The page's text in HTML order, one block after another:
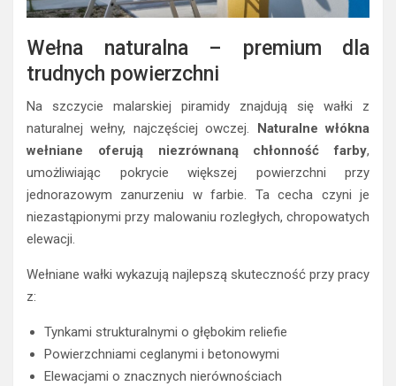
Wełna naturalna – premium dla
trudnych powierzchni
Na szczycie malarskiej piramidy znajdują się wałki z
naturalnej wełny, najczęściej owczej. Naturalne włókna
wełniane oferują niezrównaną chłonność farby,
umożliwiając pokrycie większej powierzchni przy
jednorazowym zanurzeniu w farbie. Ta cecha czyni je
niezastąpionymi przy malowaniu rozległych, chropowatych
elewacji.
Wełniane wałki wykazują najlepszą skuteczność przy pracy
z:
Tynkami strukturalnymi o głębokim reliefie
Powierzchniami ceglanymi i betonowymi
Elewacjami o znacznych nierównościach